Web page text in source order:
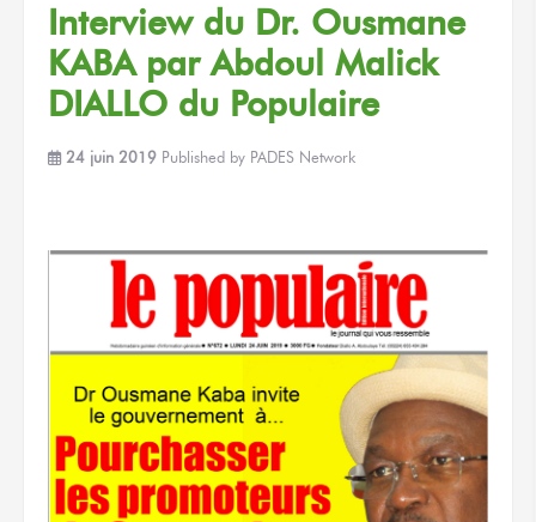
Interview du Dr. Ousmane
KABA par Abdoul Malick
DIALLO du Populaire
24 juin 2019 Published by PADES Network